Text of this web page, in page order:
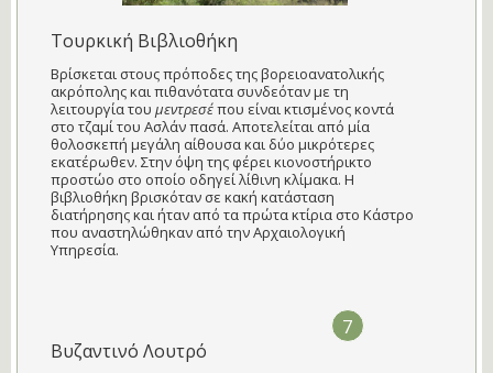
Τουρκική Βιβλιοθήκη
Βρίσκεται στους πρόποδες της βορειοανατολικής
ακρόπολης και πιθανότατα συνδεόταν με τη
λειτουργία του μεντρεσέπου είναι κτισμένος κοντά
στο τζαμί του Ασλάν πασά. Αποτελείται από μία
θολοσκεπή μεγάλη αίθουσα και δύο μικρότερες
εκατέρωθεν. Στην όψη της φέρει κιονοστήρικτο
προστώο στο οποίο οδηγεί λίθινη κλίμακα. Η
βιβλιοθήκη βρισκόταν σε κακή κατάσταση
διατήρησης και ήταν από τα πρώτα κτίρια στο Κάστρο
που αναστηλώθηκαν από την Αρχαιολογική
Υπηρεσία.
7
Βυζαντινό Λουτρό